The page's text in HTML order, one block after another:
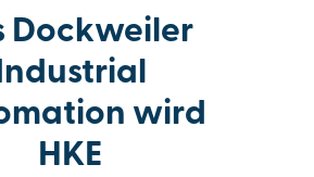
Dockweiler
wird
HKE